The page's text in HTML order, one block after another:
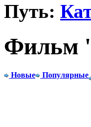
Путь:
Фильм
Новые Популярные